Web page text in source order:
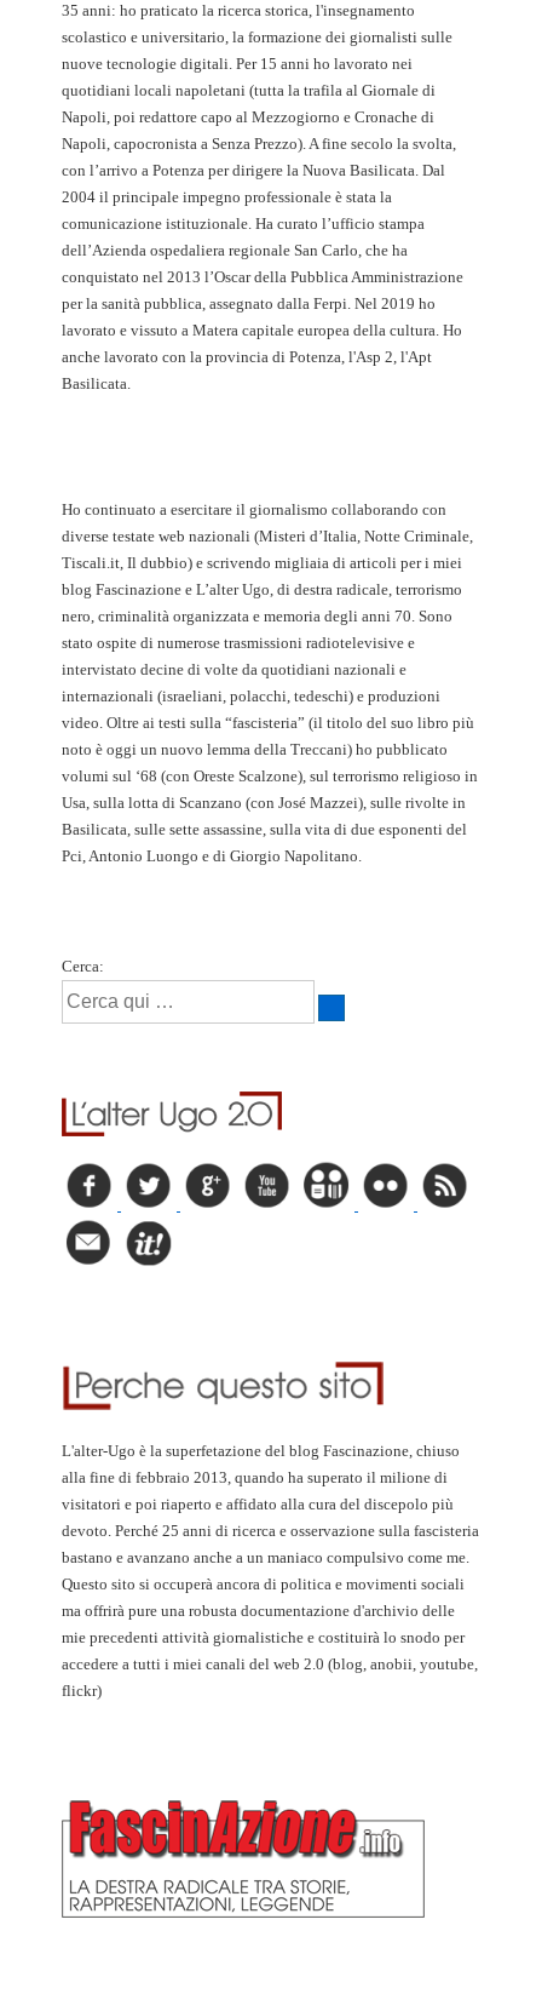
35 anni: ho praticato la ricerca storica, l'insegnamento
scolastico e universitario, la formazione dei giornalisti sulle
nuove tecnologie digitali. Per 15 anni ho lavorato nei
quotidiani locali napoletani (tutta la trafila al Giornale di
Napoli, poi redattore capo al Mezzogiorno e Cronache di
Napoli, capocronista a Senza Prezzo). A fine secolo la svolta,
con l’arrivo a Potenza per dirigere la Nuova Basilicata. Dal
2004 il principale impegno professionale è stata la
comunicazione istituzionale. Ha curato l’ufficio stampa
dell’Azienda ospedaliera regionale San Carlo, che ha
conquistato nel 2013 l’Oscar della Pubblica Amministrazione
per la sanità pubblica, assegnato dalla Ferpi. Nel 2019 ho
lavorato e vissuto a Matera capitale europea della cultura. Ho
anche lavorato con la provincia di Potenza, l'Asp 2, l'Apt
Basilicata.
Ho continuato a esercitare il giornalismo collaborando con
diverse testate web nazionali (Misteri d’Italia, Notte Criminale,
Tiscali.it, Il dubbio) e scrivendo migliaia di articoli per i miei
blog Fascinazione e L’alter Ugo, di destra radicale, terrorismo
nero, criminalità organizzata e memoria degli anni 70. Sono
stato ospite di numerose trasmissioni radiotelevisive e
intervistato decine di volte da quotidiani nazionali e
internazionali (israeliani, polacchi, tedeschi) e produzioni
video. Oltre ai testi sulla “fascisteria” (il titolo del suo libro più
noto è oggi un nuovo lemma della Treccani) ho pubblicato
volumi sul ‘68 (con Oreste Scalzone), sul terrorismo religioso in
Usa, sulla lotta di Scanzano (con José Mazzei), sulle rivolte in
Basilicata, sulle sette assassine, sulla vita di due esponenti del
Pci, Antonio Luongo e di Giorgio Napolitano.
Cerca:
L'alter-Ugo è la superfetazione del blog Fascinazione, chiuso
alla fine di febbraio 2013, quando ha superato il milione di
visitatori e poi riaperto e affidato alla cura del discepolo più
devoto. Perché 25 anni di ricerca e osservazione sulla fascisteria
bastano e avanzano anche a un maniaco compulsivo come me.
Questo sito si occuperà ancora di politica e movimenti sociali
ma offrirà pure una robusta documentazione d'archivio delle
mie precedenti attività giornalistiche e costituirà lo snodo per
accedere a tutti i miei canali del web 2.0 (blog, anobii, youtube,
flickr)